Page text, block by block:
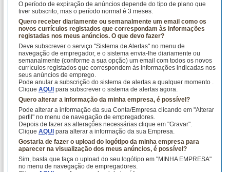
O período de expiração de anúncios depende do tipo de plano que
tiver subscrito, mas o período normal é 3 meses.
Quero receber diariamente ou semanalmente um email como os
novos currículos registados que correspondam às informações
registadas nos meus anúncios. O que devo fazer?
Deve subscrever o serviço "Sistema de Alertas" no menu de
navegação de empregador, e o sistema envia-lhe diariamente ou
semanalmente (conforme a sua opção) um email com todos os novos
currículos registados que correspondem às informações indicadas nos
seus anúncios de emprego.
Pode anular a subscrição do sistema de alertas a qualquer momento .
Clique AQUI para subscrever o sistema de alertas agora.
Quero alterar a informação da minha empresa, é possível?
Pode alterar a informação da sua Conta/Empresa clicando em "Alterar
perfil" no menu de navegação de empregadores.
Depois de fazer as alterações necessárias clique em "Gravar".
Clique AQUI para alterar a informação da sua Empresa.
Gostaria de fazer o upload do logótipo da minha empresa para
aparecer na visualização dos meus anúncios, é possível?
Sim, basta que faça o upload do seu logótipo em "MINHA EMPRESA"
no menu de navegação de empregadores.